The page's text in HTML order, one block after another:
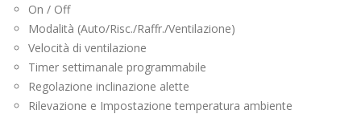
On / Off
Modalità (Auto/Risc./Raffr./Ventilazione)
Velocità di ventilazione
Timer settimanale programmabile
Regolazione inclinazione alette
Rilevazione e Impostazione temperatura ambiente